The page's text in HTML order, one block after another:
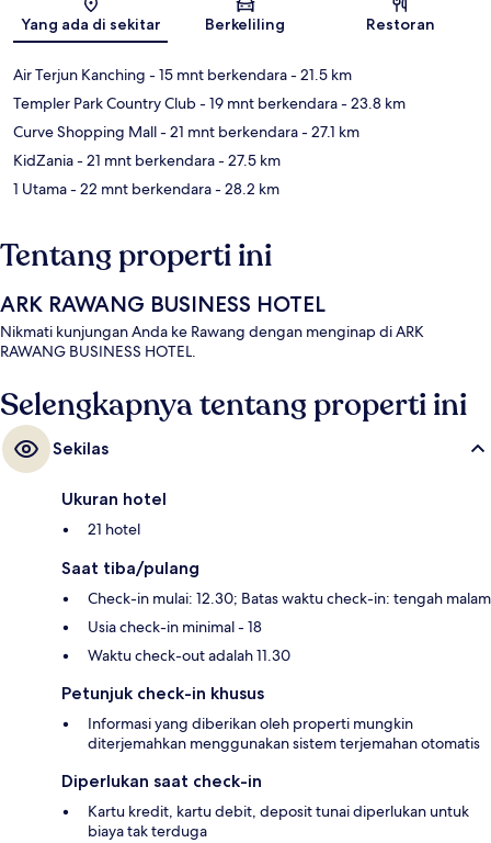
Peta
Yang ada di sekitar Berkeliling Restoran
Air Terjun Kanching - 15 mnt berkendara- 21.5 km
Templer Park Country Club- 19 mnt berkendara- 23.8 km
Curve Shopping Mall- 21 mnt berkendara- 27.1 km
KidZania- 21 mnt berkendara- 27.5 km
1 Utama- 22 mnt berkendara- 28.2 km
Tentang properti ini
ARK RAWANG BUSINESS HOTEL
Nikmati kunjungan Anda ke Rawang dengan menginap di ARK
RAWANG BUSINESS HOTEL.
Selengkapnya tentang properti ini
Sekilas
Ukuran hotel
21 hotel
Saat tiba/pulang
Check-in mulai: 12.30; Batas waktu check-in: tengah malam
Usia check-in minimal - 18
Waktu check-out adalah 11.30
Petunjuk check-in khusus
Informasi yang diberikan oleh properti mungkin
diterjemahkan menggunakan sistem terjemahan otomatis
Diperlukan saat check-in
Kartu kredit, kartu debit, deposit tunai diperlukan untuk
biaya tak terduga